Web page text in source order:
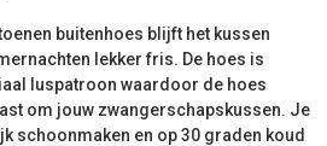
buitenhoes blijft het kussen
lekker fris. De hoes is
luspatroon waardoor de hoes
om jouw zwangerschapskussen. Je
schoonmaken en op 30 graden koud